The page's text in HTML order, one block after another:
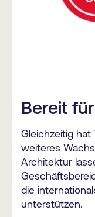
Bereit
Gleichzeitig hat
weiteres
Architektur
die
unterstützen.